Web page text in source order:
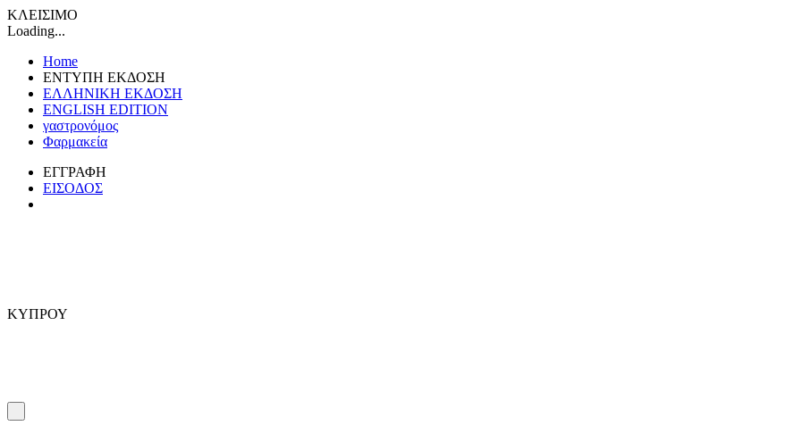
ΚΛΕΙΣΙΜΟ
Loading...
Home
ΕΝΤΥΠΗ ΕΚΔΟΣΗ
ΕΛΛΗΝΙΚΗ ΕΚΔΟΣΗ
ENGLISH EDITION
γαστρονόμος
Φαρμακεία
ΕΓΓΡΑΦΗ
ΕΙΣΟΔΟΣ
ΚΥΠΡΟΥ